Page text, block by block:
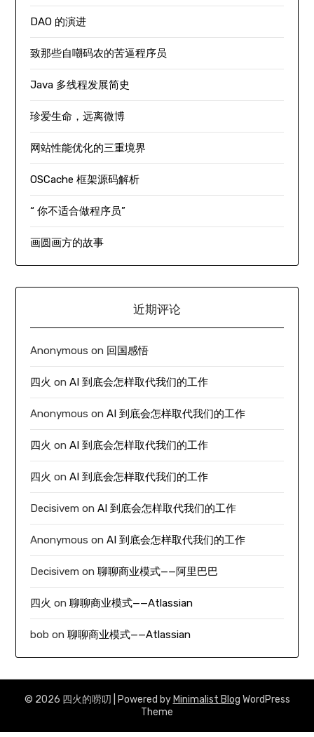
DAO 的演进
致那些自嘲码农的苦逼程序员
Java 多线程发展简史
珍爱生命，远离微博
网站性能优化的三重境界
OSCache 框架源码解析
“ 你不适合做程序员”
画圆画方的故事
近期评论
Anonymous on 回国感悟
四火 onAI 到底会怎样取代我们的工作
Anonymous onAI 到底会怎样取代我们的工作
四火 onAI 到底会怎样取代我们的工作
四火 onAI 到底会怎样取代我们的工作
Decisivem onAI 到底会怎样取代我们的工作
Anonymous onAI 到底会怎样取代我们的工作
Decisivem on聊聊商业模式——阿里巴巴
四火 on聊聊商业模式——Atlassian
bob on聊聊商业模式——Atlassian
© 2026 四火的唠叨 | Powered by Minimalist Blog WordPress
Theme